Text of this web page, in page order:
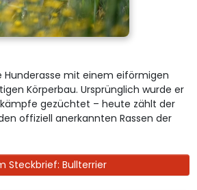
Hunderasse mit einem eiförmigen
Körperbau. Ursprünglich wurde er
gezüchtet – heute zählt der
offiziell anerkannten Rassen der
Steckbrief: Bullterrier